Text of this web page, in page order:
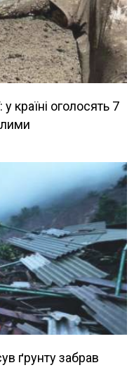
у країні оголосять 7
ґрунту забрав